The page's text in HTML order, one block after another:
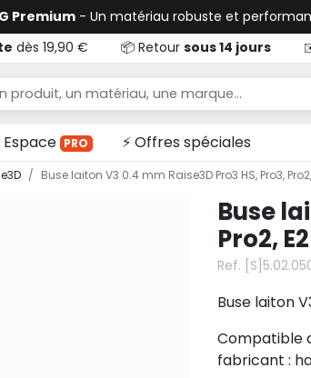
Premium - Un matériau robuste et
dès 19,90 € 📦 Retour sous 14 jours
Espace PRO ⚡ Offres spéciales
Buse laiton V3 0.4 mm Raise3D Pro3 HS, Pro3,
Buse
Pro2, E2
Ref.
Buse laiton
Compatible
fabricant :